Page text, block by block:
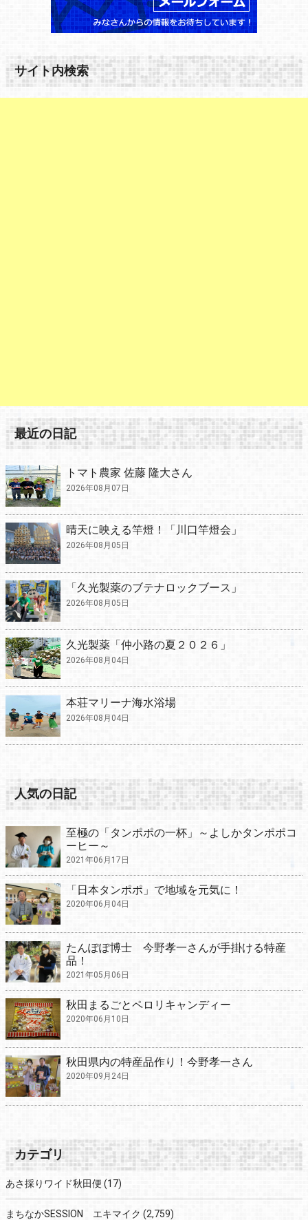
サイト内検索
最近の日記
トマト農家 佐藤 隆大さん
2026年08月07日
晴天に映える竿燈！「川口竿燈会」
2026年08月05日
「久光製薬のブテナロックブース」
2026年08月05日
久光製薬「仲小路の夏２０２６」
2026年08月04日
本荘マリーナ海水浴場
2026年08月04日
人気の日記
至極の「タンポポの一杯」～よしかタンポポコ
ーヒー～
2021年06月17日
「日本タンポポ」で地域を元気に！
2020年06月04日
たんぽぽ博士 今野孝一さんが手掛ける特産
品！
2021年05月06日
秋田まるごとペロリキャンディー
2020年06月10日
秋田県内の特産品作り！今野孝一さん
2020年09月24日
カテゴリ
あさ採りワイド秋田便 (17)
まちなかSESSION エキマイク (2,759)